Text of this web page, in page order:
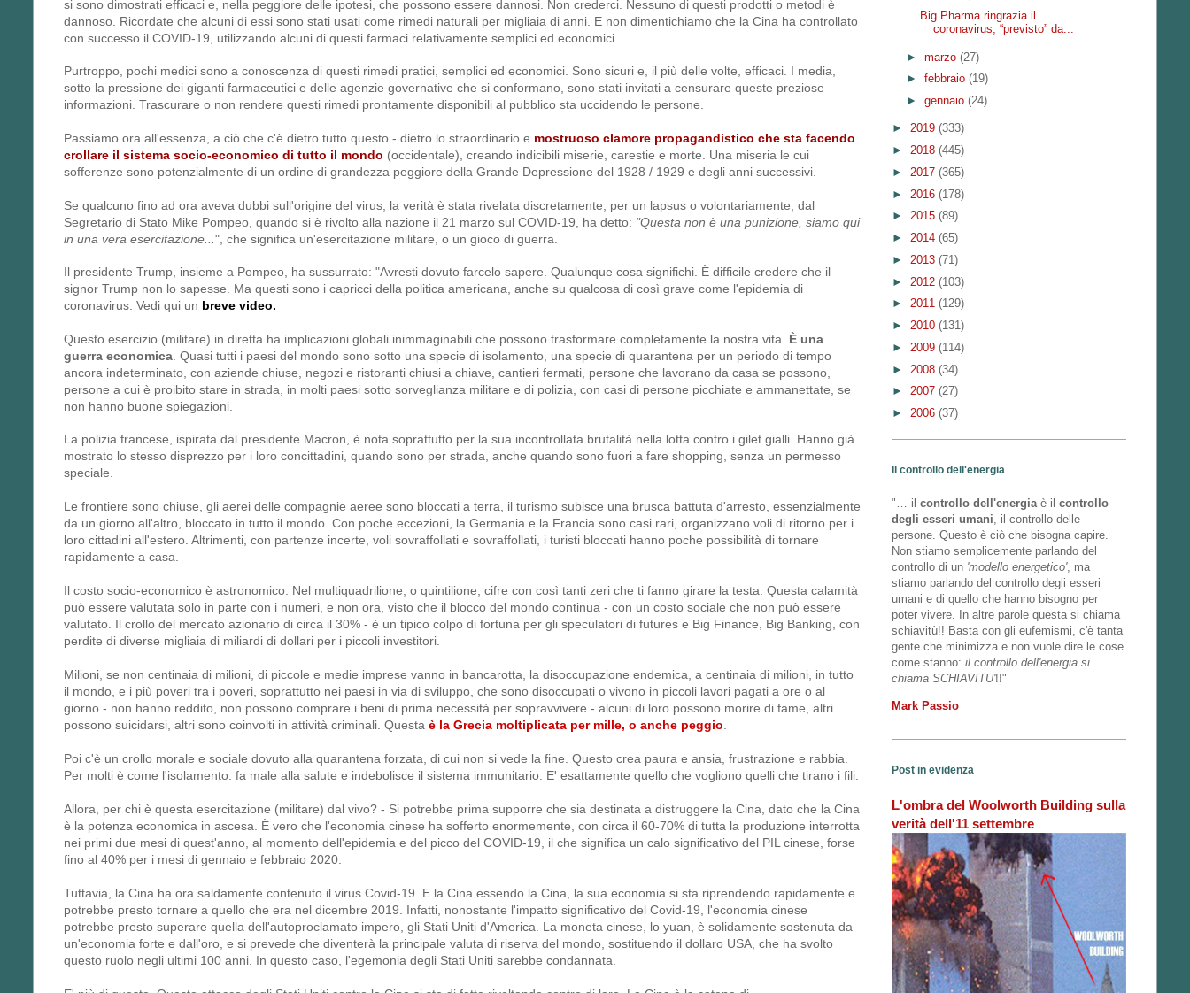
si sono dimostrati efficaci e, nella peggiore delle ipotesi, che possono essere dannosi. Non crederci. Nessuno di questi prodotti o metodi è
dannoso. Ricordate che alcuni di essi sono stati usati come rimedi naturali per migliaia di anni. E non dimentichiamo che la Cina ha controllato
con successo il COVID-19, utilizzando alcuni di questi farmaci relativamente semplici ed economici.
Purtroppo, pochi medici sono a conoscenza di questi rimedi pratici, semplici ed economici. Sono sicuri e, il più delle volte, efficaci. I media,
sotto la pressione dei giganti farmaceutici e delle agenzie governative che si conformano, sono stati invitati a censurare queste preziose
informazioni. Trascurare o non rendere questi rimedi prontamente disponibili al pubblico sta uccidendo le persone.
Passiamo ora all'essenza, a ciò che c'è dietro tutto questo - dietro lo straordinario e mostruoso clamore propagandistico che sta facendo
crollare il sistema socio-economico di tutto il mondo (occidentale), creando indicibili miserie, carestie e morte. Una miseria le cui
sofferenze sono potenzialmente di un ordine di grandezza peggiore della Grande Depressione del 1928 / 1929 e degli anni successivi.
Se qualcuno fino ad ora aveva dubbi sull'origine del virus, la verità è stata rivelata discretamente, per un lapsus o volontariamente, dal
Segretario di Stato Mike Pompeo, quando si è rivolto alla nazione il 21 marzo sul COVID-19, ha detto: "Questa non è una punizione, siamo qui
in una vera esercitazione... ", che significa un'esercitazione militare, o un gioco di guerra.
Il presidente Trump, insieme a Pompeo, ha sussurrato: "Avresti dovuto farcelo sapere. Qualunque cosa significhi. È difficile credere che il
signor Trump non lo sapesse. Ma questi sono i capricci della politica americana, anche su qualcosa di così grave come l'epidemia di
coronavirus. Vedi qui un breve video.
Questo esercizio (militare) in diretta ha implicazioni globali inimmaginabili che possono trasformare completamente la nostra vita.
È una
guerra economica . Quasi tutti i paesi del mondo sono sotto una specie di isolamento, una specie di quarantena per un periodo di tempo
ancora indeterminato, con aziende chiuse, negozi e ristoranti chiusi a chiave, cantieri fermati, persone che lavorano da casa se possono,
persone a cui è proibito stare in strada, in molti paesi sotto sorveglianza militare e di polizia, con casi di persone picchiate e ammanettate, se
non hanno buone spiegazioni.
La polizia francese, ispirata dal presidente Macron, è nota soprattutto per la sua incontrollata brutalità nella lotta contro i gilet gialli. Hanno già
mostrato lo stesso disprezzo per i loro concittadini, quando sono per strada, anche quando sono fuori a fare shopping, senza un permesso
speciale.
Le frontiere sono chiuse, gli aerei delle compagnie aeree sono bloccati a terra, il turismo subisce una brusca battuta d'arresto, essenzialmente
da un giorno all'altro, bloccato in tutto il mondo. Con poche eccezioni, la Germania e la Francia sono casi rari, organizzano voli di ritorno per i
loro cittadini all'estero. Altrimenti, con partenze incerte, voli sovraffollati e sovraffollati, i turisti bloccati hanno poche possibilità di tornare
rapidamente a casa.
Il costo socio-economico è astronomico. Nel multiquadrilione, o quintilione; cifre con così tanti zeri che ti fanno girare la testa. Questa calamità
può essere valutata solo in parte con i numeri, e non ora, visto che il blocco del mondo continua - con un costo sociale che non può essere
valutato. Il crollo del mercato azionario di circa il 30% - è un tipico colpo di fortuna per gli speculatori di futures e Big Finance, Big Banking, con
perdite di diverse migliaia di miliardi di dollari per i piccoli investitori.
Milioni, se non centinaia di milioni, di piccole e medie imprese vanno in bancarotta, la disoccupazione endemica, a centinaia di milioni, in tutto
il mondo, e i più poveri tra i poveri, soprattutto nei paesi in via di sviluppo, che sono disoccupati o vivono in piccoli lavori pagati a ore o al
giorno - non hanno reddito, non possono comprare i beni di prima necessità per sopravvivere - alcuni di loro possono morire di fame, altri
possono suicidarsi, altri sono coinvolti in attività criminali. Questa è la Grecia moltiplicata per mille, o anche peggio
Poi c'è un crollo morale e sociale dovuto alla quarantena forzata, di cui non si vede la fine. Questo crea paura e ansia, frustrazione e rabbia.
Per molti è come l'isolamento: fa male alla salute e indebolisce il sistema immunitario. E' esattamente quello che vogliono quelli che tirano i fili.
Allora, per chi è questa esercitazione (militare) dal vivo? - Si potrebbe prima supporre che sia destinata a distruggere la Cina, dato che la Cina
è la potenza economica in ascesa. È vero che l'economia cinese ha sofferto enormemente, con circa il 60-70% di tutta la produzione interrotta
nei primi due mesi di quest'anno, al momento dell'epidemia e del picco del COVID-19, il che significa un calo significativo del PIL cinese, forse
fino al 40% per i mesi di gennaio e febbraio 2020.
Tuttavia, la Cina ha ora saldamente contenuto il virus Covid-19. E la Cina essendo la Cina, la sua economia si sta riprendendo rapidamente e
potrebbe presto tornare a quello che era nel dicembre 2019. Infatti, nonostante l'impatto significativo del Covid-19, l'economia cinese
potrebbe presto superare quella dell'autoproclamato impero, gli Stati Uniti d'America. La moneta cinese, lo yuan, è solidamente sostenuta da
un'economia forte e dall'oro, e si prevede che diventerà la principale valuta di riserva del mondo, sostituendo il dollaro USA, che ha svolto
questo ruolo negli ultimi 100 anni. In questo caso, l'egemonia degli Stati Uniti sarebbe condannata.
Big Pharma ringrazia il
coronavirus, “previsto” da...
► marzo (27)
► febbraio (19)
► gennaio (24)
► 2019 (333)
► 2018 (445)
► 2017 (365)
► 2016 (178)
► 2015 (89)
► 2014 (65)
► 2013 (71)
► 2012 (103)
► 2011 (129)
► 2010 (131)
► 2009 (114)
► 2008 (34)
► 2007 (27)
► 2006 (37)
Il controllo dell'energia
"… il controllo dell'energia è il controllo
degli esseri umani , il controllo delle
persone. Questo è ciò che bisogna capire.
Non stiamo semplicemente parlando del
controllo di un 'modello energetico', ma
stiamo parlando del controllo degli esseri
umani e di quello che hanno bisogno per
poter vivere. In altre parole questa si chiama
schiavitù!! Basta con gli eufemismi, c'è tanta
gente che minimizza e non vuole dire le cose
come stanno: il controllo dell'energia si
chiama SCHIAVITU'!!"
Mark Passio
Post in evidenza
L'ombra del Woolworth Building sulla
verità dell'11 settembre